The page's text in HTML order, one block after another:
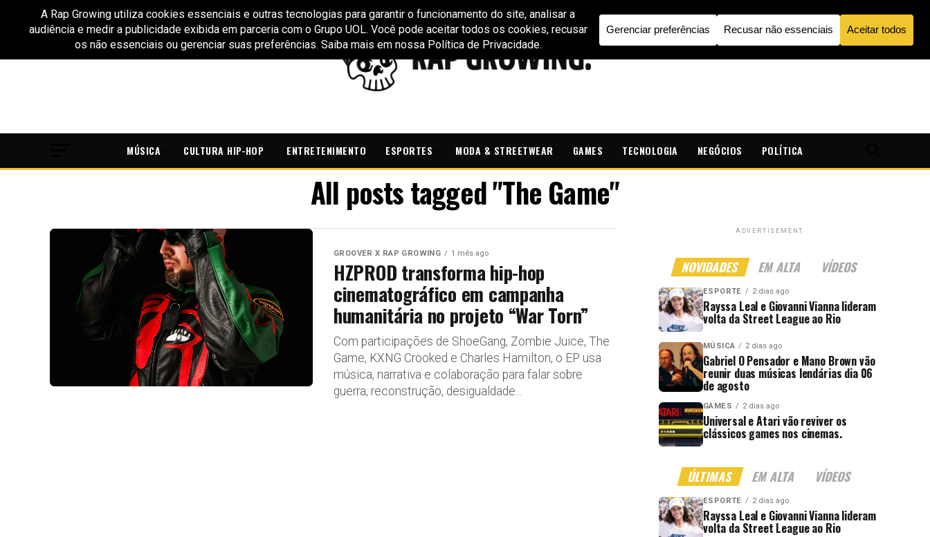
MÚSICA CULTURA HIP-HOP ENTRETENIMENTO ESPORTES MODA & STREETWEAR GAMES TECNOLOGIA NEGÓCIOS POLÍTICA
All posts tagged "The Game"
GROOVER X RAP GROWING 1 mês ago
HZPROD transforma hip-hop
cinematográfico em campanha
humanitária no projeto “War Torn”
Com participações de ShoeGang, Zombie Juice, The
Game, KXNG Crooked e Charles Hamilton, o EP usa
música, narrativa e colaboração para falar sobre
guerra, reconstrução, desigualdade...
ADVERTISEMENT
NOVIDADES EM ALTA VÍDEOS
ESPORTE 2 dias ago
Rayssa Leal e Giovanni Vianna lideram
volta da Street League ao Rio
MÚSICA 2 dias ago
Gabriel O Pensador e Mano Brown vão
reunir duas músicas lendárias dia 06
de agosto
GAMES 2 dias ago
Universal e Atari vão reviver os
clássicos games nos cinemas.
ÚLTIMAS EM ALTA VÍDEOS
ESPORTE 2 dias ago
Rayssa Leal e Giovanni Vianna lideram
volta da Street League ao Rio